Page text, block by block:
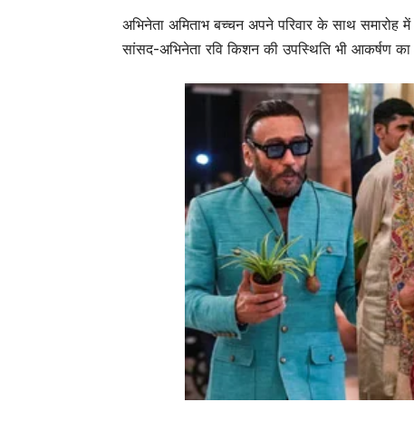
अभिनेता अमिताभ बच्चन अपने परिवार के साथ
सांसद-अभिनेता रवि किशन की उपस्थिति भी आकर्षण का